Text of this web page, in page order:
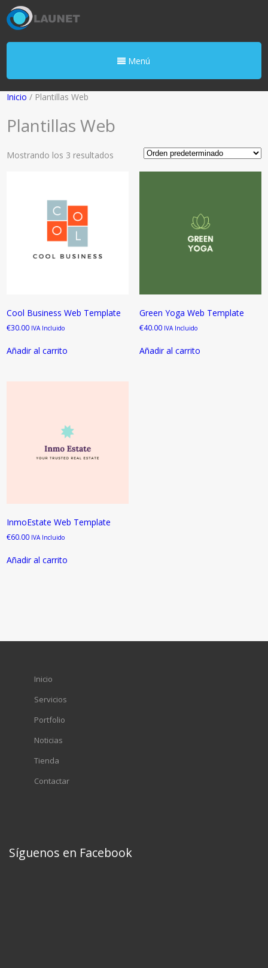
Menú
Inicio / Plantillas Web
Plantillas Web
Mostrando los 3 resultados
Cool Business Web Template
€30.00 IVA Incluido
Añadir al carrito
Green Yoga Web Template
€40.00 IVA Incluido
Añadir al carrito
InmoEstate Web Template
€60.00 IVA Incluido
Añadir al carrito
Inicio
Servicios
Portfolio
Noticias
Tienda
Contactar
Síguenos en Facebook